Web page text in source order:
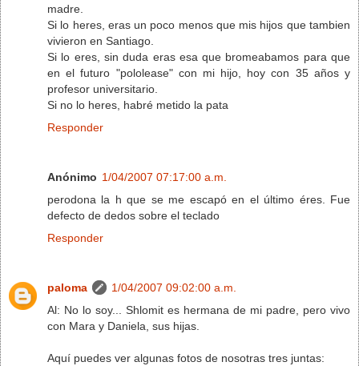
madre.
Si lo heres, eras un poco menos que mis hijos que tambien
vivieron en Santiago.
Si lo eres, sin duda eras esa que bromeabamos para que
en el futuro "pololease" con mi hijo, hoy con 35 años y
profesor universitario.
Si no lo heres, habré metido la pata
Responder
Anónimo 1/04/2007 07:17:00 a.m.
perodona la h que se me escapó en el último éres. Fue
defecto de dedos sobre el teclado
Responder
paloma
1/04/2007 09:02:00 a.m.
Al: No lo soy... Shlomit es hermana de mi padre, pero vivo
con Mara y Daniela, sus hijas.
Aquí puedes ver algunas fotos de nosotras tres juntas: